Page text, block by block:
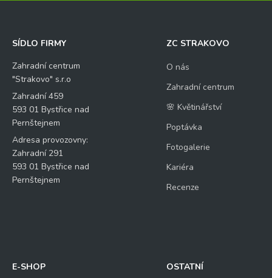
SÍDLO FIRMY
Zahradní centrum
"Strakovo" s.r.o
Zahradní 459
593 01 Bystřice nad
Pernštejnem
Adresa provozovny:
Zahradní 291
593 01 Bystřice nad
Pernštejnem
ZC STRAKOVO
O nás
Zahradní centrum
🌸 Květinářství
Poptávka
Fotogalerie
Kariéra
Recenze
E-SHOP OSTATNÍ